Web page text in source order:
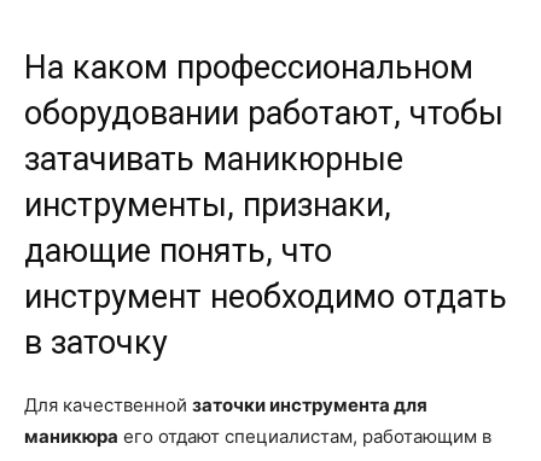
На каком профессиональном
оборудовании работают, чтобы
затачивать маникюрные
инструменты, признаки,
дающие понять, что
инструмент необходимо отдать
в заточку
Для качественной заточки инструмента для
маникюра его отдают специалистам, работающим в